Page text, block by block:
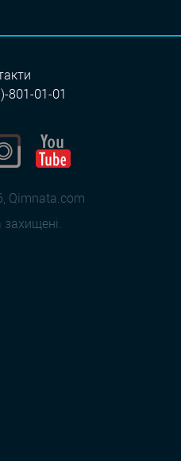
Qimnata.com
захищені.
801-01-01